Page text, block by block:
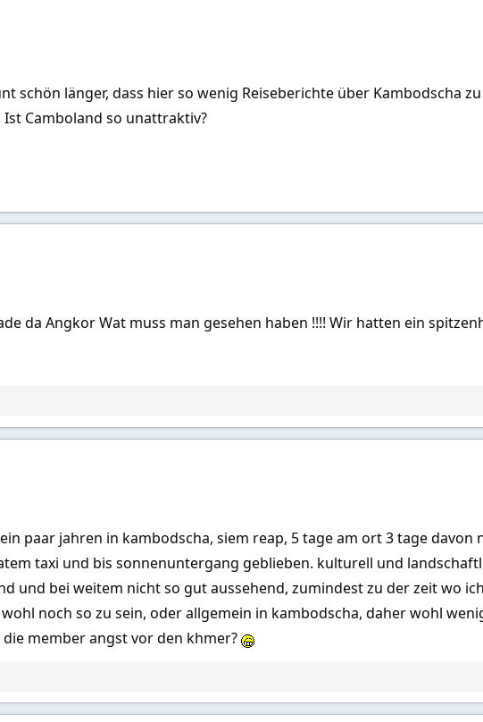
schön länger, dass hier so wenig Reiseberichte über Kambodscha
Ist Camboland so unattraktiv?
da Angkor Wat muss man gesehen haben !!!! Wir hatten ein
paar jahren in kambodscha, siem reap, 5 tage am ort 3 tage
taxi und bis sonnenuntergang geblieben. kulturell und
und bei weitem nicht so gut aussehend, zumindest zu der zeit wo
noch so zu sein, oder allgemein in kambodscha, daher wohl
member angst vor den khmer?